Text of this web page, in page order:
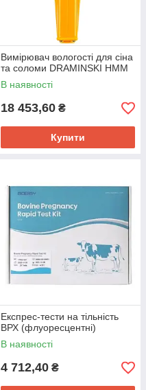
Вимірювач вологості для сіна
та соломи DRAMINSKI HMM
В наявності
18 453,60 ₴
Купити
Експрес-тести на тільність
ВРХ (флуоресцентні)
В наявності
4 712,40 ₴